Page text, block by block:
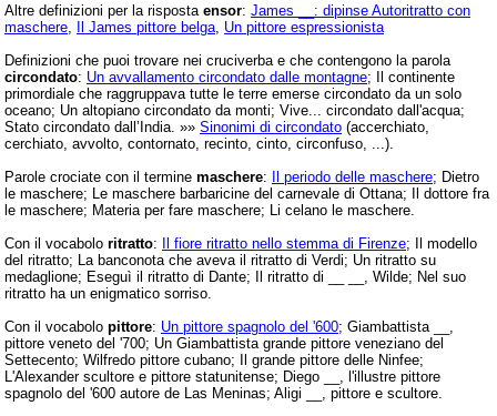
Altre definizioni per la risposta ensor: James __: dipinse Autoritratto con
maschere Il James pittore belga Un pittore espressionista
Definizioni che puoi trovare nei cruciverba e che contengono la parola
circondato: Un avvallamento circondato dalle montagne; Il continente
primordiale che raggruppava tutte le terre emerse circondato da un solo
oceano; Un altopiano circondato da monti; Vive... circondato dall'acqua;
Stato circondato dall’India. »» Sinonimi di circondato (accerchiato,
cerchiato, avvolto, contornato, recinto, cinto, circonfuso, ...).
Parole crociate con il termine maschere: Il periodo delle maschere; Dietro
le maschere; Le maschere barbaricine del carnevale di Ottana; Il dottore fra
le maschere; Materia per fare maschere; Li celano le maschere.
Con il vocabolo ritratto: Il fiore ritratto nello stemma di Firenze; Il modello
del ritratto; La banconota che aveva il ritratto di Verdi; Un ritratto su
medaglione; Eseguì il ritratto di Dante; Il ritratto di __ __, Wilde; Nel suo
ritratto ha un enigmatico sorriso.
Con il vocabolo pittore: Un pittore spagnolo del '600; Giambattista __,
pittore veneto del '700; Un Giambattista grande pittore veneziano del
Settecento; Wilfredo pittore cubano; Il grande pittore delle Ninfee;
L'Alexander scultore e pittore statunitense; Diego __, l'illustre pittore
spagnolo del '600 autore de Las Meninas; Aligi __, pittore e scultore.